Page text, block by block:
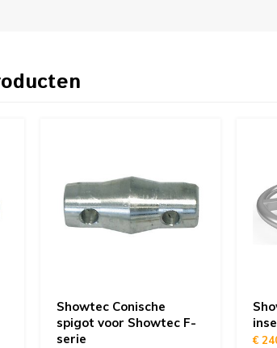
Showtec Conische
spigot voor Showtec F-
serie
€